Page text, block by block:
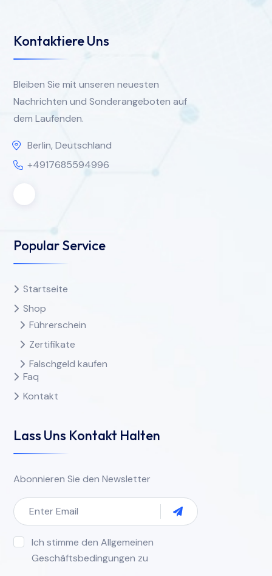
Kontaktiere Uns
Bleiben Sie mit unseren neuesten
Nachrichten und Sonderangeboten auf
dem Laufenden.
Berlin, Deutschland
+4917685594996
Popular Service
Startseite
Shop
Führerschein
Zertifikate
Falschgeld kaufen
Faq
Kontakt
Lass Uns Kontakt Halten
Abonnieren Sie den Newsletter
Ich stimme den Allgemeinen
Geschäftsbedingungen zu